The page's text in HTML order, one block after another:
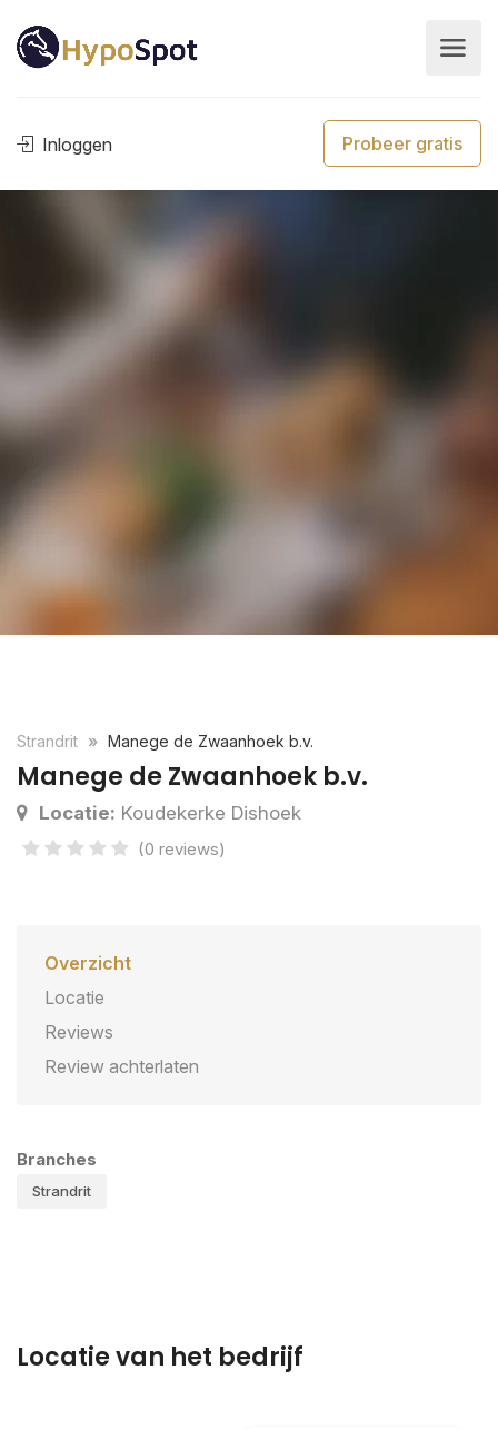
Inloggen Probeer gratis
Strandrit Manege de Zwaanhoek b.v.
Manege de Zwaanhoek b.v.
Locatie: Koudekerke Dishoek
(0 reviews)
Overzicht
Locatie
Reviews
Review achterlaten
Branches
Strandrit
Locatie van het bedrijf